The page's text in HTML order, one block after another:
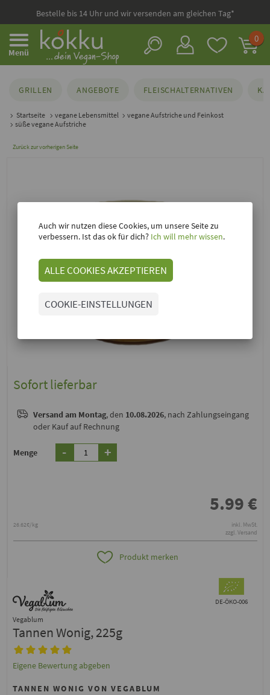
Bestelle bis 14 Uhr und wir versenden am gleichen Tag*
Menü
0
GRILLEN ANGEBOTE FLEISCHALTERNATIVEN
Startseite vegane Lebensmittel
vegane Aufstriche und Feinkost
süße vegane Aufstriche
Zurück zur vorherigen Seite
Sofort lieferbar
Versand am Montag, den 10.08.2026, nach Zahlungseingang
oder Kauf auf Rechnung
Menge - +
5.99€
26.62€/kg
inkl. MwSt.
zzgl. Versand
Produkt merken
DE-ÖKO-006
Vegablum
Tannen Wonig, 225g
Eigene Bewertung abgeben
TANNEN WONIG VON VEGABLUM
Auch wir nutzen diese Cookies, um unsere Seite zu
verbessern. Ist das ok für dich? Ich will mehr wissen.
ALLE COOKIES AKZEPTIEREN
COOKIE-EINSTELLUNGEN